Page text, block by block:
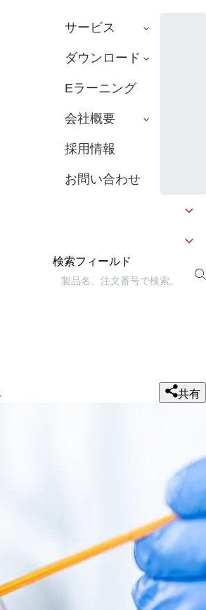
サービス
ダウンロード
Eラーニング
会社概要
採用情報
お問い合わせ
検索フィールド
共有